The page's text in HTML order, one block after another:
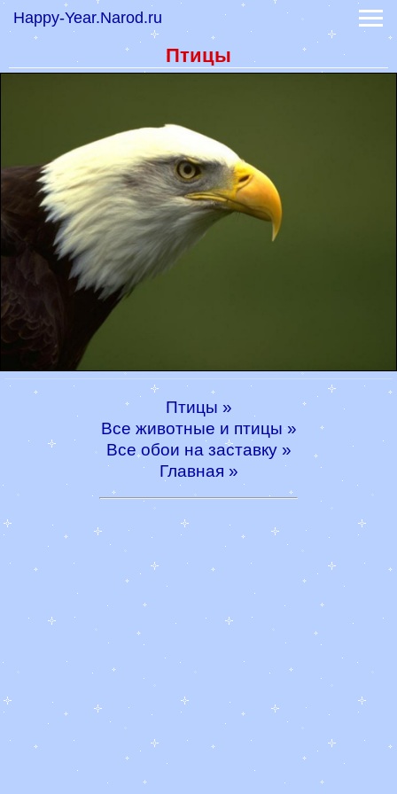
Птицы
Птицы »
Все животные и птицы »
Все обои на заставку »
Главная »
Happy-Year.Narod.ru
-Коты, кошки, котики
Тигры и дикие кошки
Обои волки и лисы
-Обои лошади
Обои фэнтези
Праздники 2023
Гадание онлайн
-Книга судеб
-Книга перемен
Гороскоп на сегодня
Гороскоп на 2022 год